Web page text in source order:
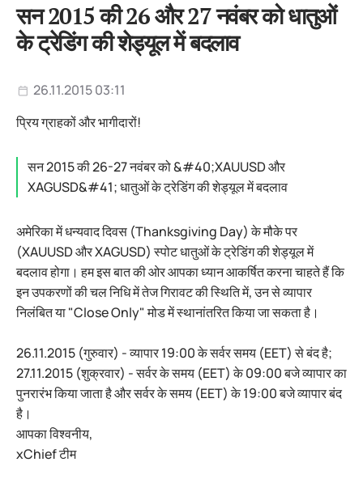
सन 2015 की 26 और 27 नवंबर को धातुओं
के ट्रेडिंग की शेड्यूल में बदलाव
26.11.2015 03:11
प्रिय ग्राहकों और भागीदारों!
सन 2015 की 26-27 नवंबर को &#40;XAUUSD और
XAGUSD&#41; धातुओं के ट्रेडिंग की शेड्यूल में बदलाव
अमेरिका में धन्यवाद दिवस (Thanksgiving Day) के मौके पर
(XAUUSD और XAGUSD) स्पोट धातुओं के ट्रेडिंग की शेड्यूल में
बदलाव होगा। हम इस बात की ओर आपका ध्यान आकर्षित करना चाहते हैं कि
इन उपकरणों की चल निधि में तेज गिरावट की स्थिति में, उन से व्यापार
निलंबित या "Close Only" मोड में स्थानांतरित किया जा सकता है।
26.11.2015 (गुरुवार) - व्यापार 19:00 के सर्वर समय (EET) से बंद है;
27.11.2015 (शुक्रवार) - सर्वर के समय (EET) के 09:00 बजे व्यापार का
पुनरारंभ किया जाता है और सर्वर के समय (EET) के 19:00 बजे व्यापार बंद
है।
आपका विश्वनीय,
xChief टीम